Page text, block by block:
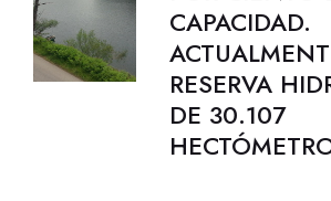
CAPACIDAD.
RESERVA
DE 30.107